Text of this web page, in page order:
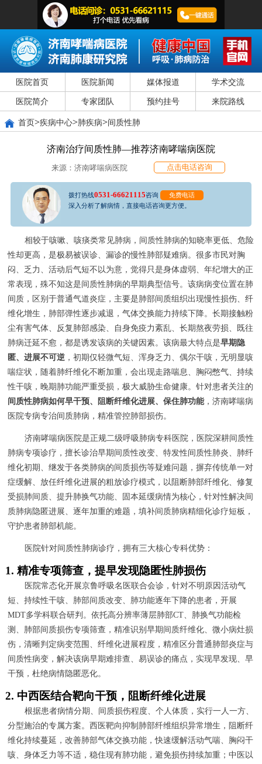
医院首页 医院新闻 媒体报道 学术交流
医院简介 专家团队 预约挂号 来院路线
首页>疾病中心>肺疾病>间质性肺
济南治疗间质性肺—推荐济南哮喘病医院
来源：济南哮喘病医院 点击电话咨询
拨打热线0531-66621115咨询
免费电话
深入分析了解病情，直接电话咨询更方便。
相较于咳嗽、咳痰类常见肺病，间质性肺病的知晓率更低、危险
性却更高，是极易被误诊、漏诊的慢性肺部疑难病。很多市民对胸
闷、乏力、活动后气短不以为意，觉得只是身体虚弱、年纪增大的正
常表现，殊不知这是间质性肺病的早期典型信号。该病病变位置在肺
间质，区别于普通气道炎症，主要是肺部间质组织出现慢性损伤、纤
维化增生，肺部弹性逐步减退，气体交换能力持续下降。长期接触粉
尘有害气体、反复肺部感染、自身免疫力紊乱、长期熬夜劳损、既往
肺病迁延不愈，都是诱发该病的关键因素。该病最大特点是早期隐
匿、进展不可逆 ，初期仅轻微气短、浑身乏力、偶尔干咳，无明显咳
喘症状，随着肺纤维化不断加重，会出现走路喘息、胸闷憋气、持续
性干咳，晚期肺功能严重受损，极大威胁生命健康。针对患者关注的
间质性肺病如何早干预、阻断纤维化进展、保住肺功能，济南哮喘病
医院专病专治间质肺病，精准管控肺部损伤。
济南哮喘病医院是正规二级呼吸肺病专科医院，医院深耕间质性
肺病专项诊疗，擅长诊治早期间质性改变、特发性间质性肺炎、肺纤
维化初期、继发于各类肺病的间质损伤等疑难问题，摒弃传统单一对
症缓解、放任纤维化进展的粗放诊疗模式，以阻断肺部纤维化、修复
受损肺间质、提升肺换气功能、固本延缓病情为核心，针对性解决间
质肺病隐匿进展、逐年加重的难题，填补间质肺病精细化诊疗短板，
守护患者肺部机能。
医院针对间质性肺病诊疗，拥有三大核心专科优势：
1. 精准专项筛查，提早发现隐匿性肺损伤
医院常态化开展京鲁呼吸名医联合会诊，针对不明原因活动气
短、持续性干咳、肺部间质改变、肺功能逐年下降的患者，开展
MDT多学科联合研判。依托高分辨率薄层肺部CT、肺换气功能检
测、肺部间质损伤专项筛查，精准识别早期间质纤维化、微小病灶损
伤，清晰判定病变范围、纤维化进展程度，精准区分普通肺部炎症与
间质性病变，解决该病早期难排查、易误诊的痛点，实现早发现、早
干预，杜绝病情隐匿恶化。
2. 中西医结合靶向干预，阻断纤维化进展
根据患者病情分期、间质损伤程度、个人体质，实行一人一方、
分型施治的专属方案。西医靶向抑制肺部纤维组织异常增生，阻断纤
维化持续蔓延，改善肺部气体交换功能，快速缓解活动气喘、胸闷干
咳、身体乏力等不适，稳住现有肺功能，避免损伤持续加重；中医以